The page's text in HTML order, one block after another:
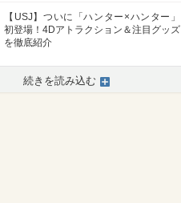
【USJ】ついに「ハンター×ハンター」
初登場！4Dアトラクション＆注目グッズ
を徹底紹介
続きを読み込む